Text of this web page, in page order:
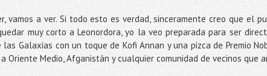
vamos a ver. Si todo esto es verdad, sinceramente creo que el
muy corto a Leonordora, yo la veo preparada para ser
Galaxias con un toque de Kofi Annan y una pizca de Premio
Oriente Medio, Afganistán y cualquier comunidad de vecinos que